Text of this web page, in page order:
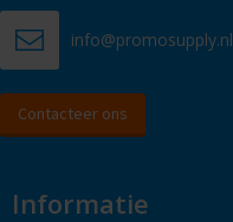
info@promosupply.nl
Contacteer ons
Informatie